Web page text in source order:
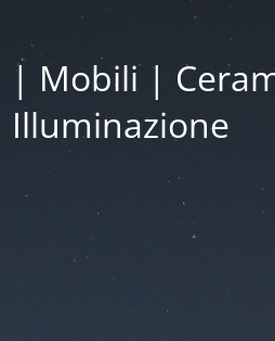
Mobili |